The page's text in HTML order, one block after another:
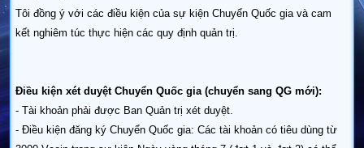
Tôi đồng ý với các điều kiện của sự kiện Chuyển Quốc gia và cam
kết nghiêm túc thực hiện các quy định quản trị.
Điều kiện xét duyệt Chuyển Quốc gia (chuyển sang QG mới):
- Tài khoản phải được Ban Quản trị xét duyệt.
- Điều kiện đăng ký Chuyển Quốc gia: Các tài khoản có tiêu dùng từ